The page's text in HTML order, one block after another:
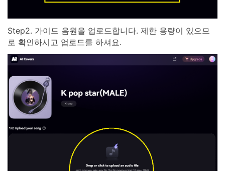
Step2. 가이드 음원을 업로드합니다. 제한 용량이 있으므
로 확인하시고 업로드를 하셔요.